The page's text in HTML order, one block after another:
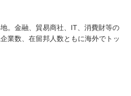
。金融、貿易商社、IT、消費財等の
業数、在留邦人数ともに海外でトッ